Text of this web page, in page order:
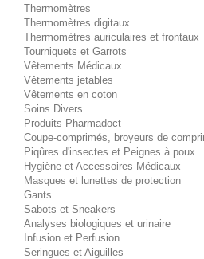
Thermomètres
Thermomètres digitaux
Thermomètres auriculaires et frontaux
Tourniquets et Garrots
Vêtements Médicaux
Vêtements jetables
Vêtements en coton
Soins Divers
Produits Pharmadoct
Coupe-comprimés, broyeurs de
Piqûres d'insectes et Peignes à poux
Hygiène et Accessoires Médicaux
Masques et lunettes de protection
Gants
Sabots et Sneakers
Analyses biologiques et urinaire
Infusion et Perfusion
Seringues et Aiguilles